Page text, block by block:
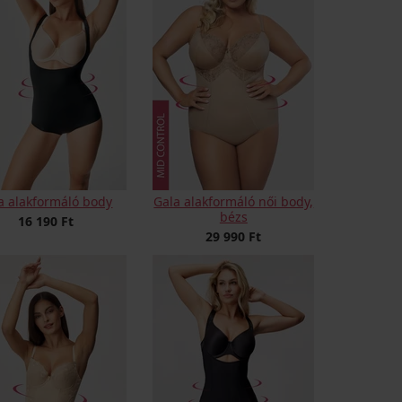
alakformáló body
16 190 Ft
Gala alakformáló női body,
bézs
29 990 Ft